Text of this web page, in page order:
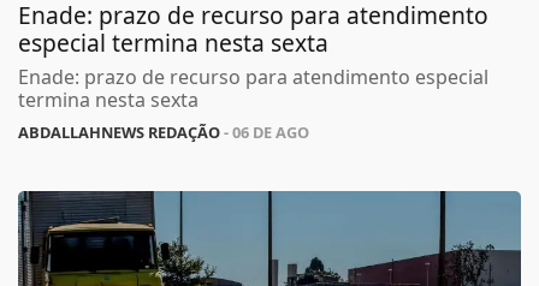
Enade: prazo de recurso para atendimento
especial termina nesta sexta
Enade: prazo de recurso para atendimento especial
termina nesta sexta
ABDALLAHNEWS REDAÇÃO- 06 DE AGO